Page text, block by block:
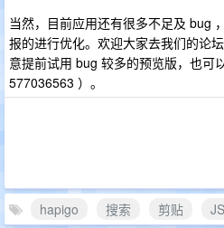
当然，目前应用还有很多不足及 bug
报的进行优化。欢迎大家去我们的论
意提前试用 bug 较多的预览版，也可
577036563 ）。
hapigo 搜索 剪贴